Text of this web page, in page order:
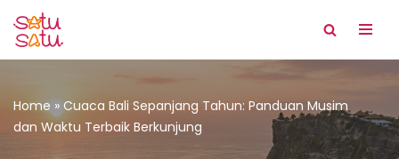
Lompat
Home » Cuaca Bali Sepanjang Tahun: Panduan Musim
dan Waktu Terbaik Berkunjung